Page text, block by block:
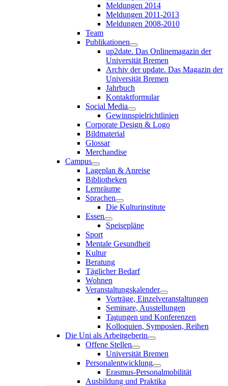
Meldungen 2014
Meldungen 2011-2013
Meldungen 2008-2010
Team
Publikationen
up2date. Das Onlinemagazin der
Universität Bremen
Archiv der update. Das Magazin der
Universität Bremen
Jahrbuch
Kontaktformular
Social Media
Gewinnspielrichtlinien
Corporate Design & Logo
Bildmaterial
Glossar
Merchandise
Campus
Lageplan & Anreise
Bibliotheken
Lernräume
Sprachen
Die Kulturinstitute
Essen
Speisepläne
Sport
Mentale Gesundheit
Kultur
Beratung
Täglicher Bedarf
Wohnen
Veranstaltungskalender
Vorträge, Einzelveranstaltungen
Seminare, Ausstellungen
Tagungen und Konferenzen
Kolloquien, Symposien, Reihen
Die Uni als Arbeitgeberin
Offene Stellen
Universität Bremen
Personalentwicklung
Erasmus-Personalmobilität
Ausbildung und Praktika